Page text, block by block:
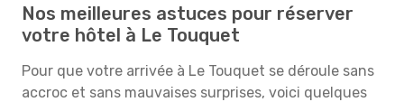
Nos meilleures astuces pour réserver
votre hôtel à Le Touquet
Pour que votre arrivée à Le Touquet se déroule sans
accroc et sans mauvaises surprises, voici quelques